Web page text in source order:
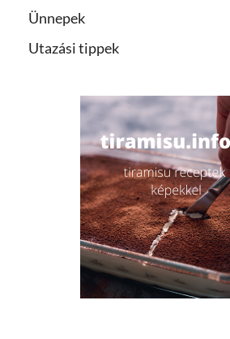
Ünnepek
Utazási tippek